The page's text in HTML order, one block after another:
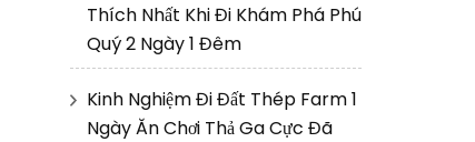
Thích Nhất Khi Đi Khám Phá Phú
Quý 2 Ngày 1 Đêm
Kinh Nghiệm Đi Đất Thép Farm 1
Ngày Ăn Chơi Thả Ga Cực Đã